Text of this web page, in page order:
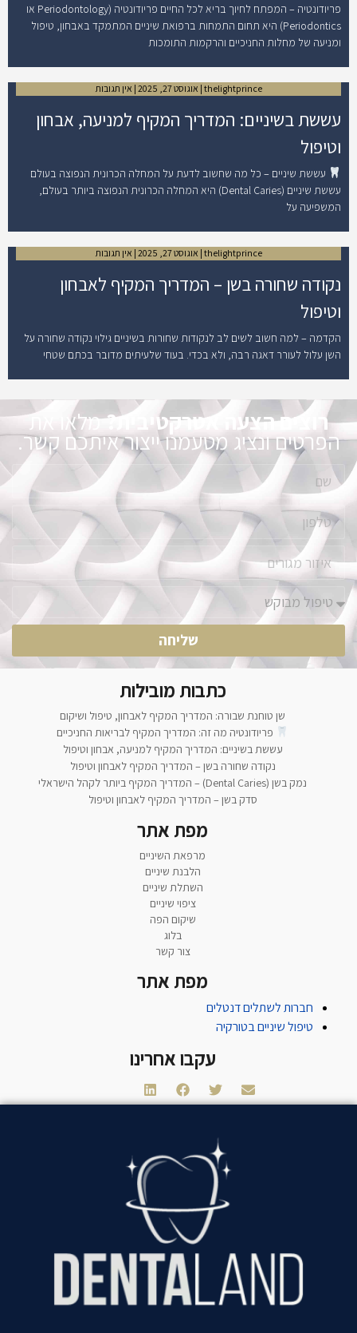
פריודונטיה – המפתח לחיוך בריא לכל החיים פריודונטיה (Periodontology או
Periodontics) היא תחום התמחות ברפואת שיניים המתמקד באבחון, טיפול
ומניעה של מחלות החניכיים והרקמות התומכות
עששת בשיניים: המדריך המקיף למניעה, אבחון
וטיפול
thelightprince אוגוסט 27, 2025 אין תגובות
עששת שיניים – כל מה שחשוב לדעת על המחלה הכרונית הנפוצה בעולם
עששת שיניים (Dental Caries) היא המחלה הכרונית הנפוצה ביותר בעולם,
המשפיעה על
נקודה שחורה בשן – המדריך המקיף לאבחון
וטיפול
thelightprince אוגוסט 27, 2025 אין תגובות
הקדמה – למה חשוב לשים לב לנקודות שחורות בשיניים גילוי נקודה שחורה על
השן עלול לעורר דאגה רבה, ולא בכדי. בעוד שלעיתים מדובר בכתם שטחי
רוצים הצעה אטרקטיבית?מלאו את
הפרטים ונציג מטעמנו ייצור איתכם קשר.
שליחה
כתבות מובילות
שן טוחנת שבורה: המדריך המקיף לאבחון, טיפול ושיקום
פריודונטיה מה זה: המדריך המקיף לבריאות החניכיים
עששת בשיניים: המדריך המקיף למניעה, אבחון וטיפול
נקודה שחורה בשן – המדריך המקיף לאבחון וטיפול
נמק בשן (Dental Caries) – המדריך המקיף ביותר לקהל הישראלי
סדק בשן – המדריך המקיף לאבחון וטיפול
מפת אתר
מרפאת השיניים
הלבנת שיניים
השתלת שיניים
ציפוי שיניים
שיקום הפה
בלוג
צור קשר
מפת אתר
חברות לשתלים דנטלים
טיפול שיניים בטורקיה
עקבו אחרינו